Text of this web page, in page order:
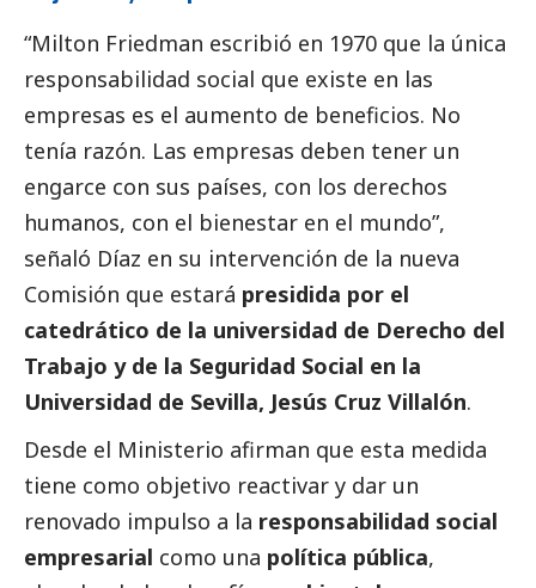
“Milton Friedman escribió en 1970 que la única
responsabilidad social que existe en las
empresas es el aumento de beneficios. No
tenía razón. Las empresas deben tener un
engarce con sus países, con los derechos
humanos, con el bienestar en el mundo”,
señaló Díaz en su intervención de la nueva
Comisión que estará presidida por el
catedrático de la universidad de Derecho del
Trabajo y de la Seguridad Social en la
Universidad de Sevilla, Jesús Cruz Villalón.
Desde el Ministerio afirman que esta medida
tiene como objetivo reactivar y dar un
renovado impulso a la responsabilidad social
empresarial como una política pública,